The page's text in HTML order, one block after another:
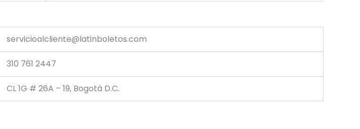
servicioalcliente@latinboletos.com
310 761 2447
CL 1G # 26A – 19, Bogotá D.C.